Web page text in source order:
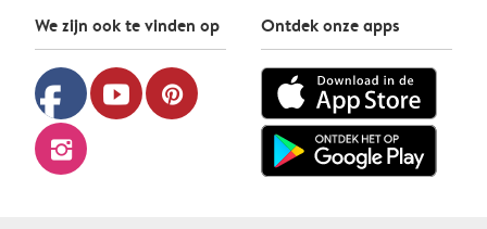
We zijn ook te vinden op
facebook youtube pinterest
instagram
Ontdek onze apps